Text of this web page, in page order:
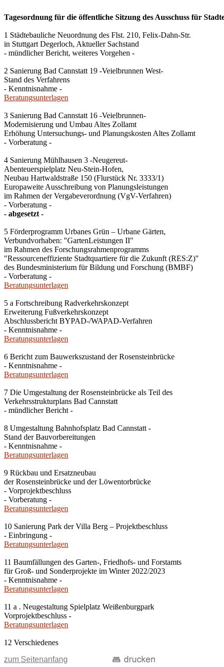
Tagesordnung für die öffentliche Sitzung des Ausschuss für
1 Städtebauliche Neuordnung des Flst. 210, Felix-Dahn-Str.
in Stuttgart Degerloch, Aktueller Sachstand
- mündlicher Bericht, weiteres Vorgehen -
2 Sanierung Bad Cannstatt 19 -Veielbrunnen West-
Stand des Verfahrens
- Kenntnisnahme -
Beratungsunterlagen
3 Sanierung Bad Cannstatt 16 -Veielbrunnen-
Modernisierung und Umbau Altes Zollamt
Erhöhung Untersuchungs- und Planungskosten Altes Zollamt
- Vorberatung -
4 Sanierung Mühlhausen 3 -Neugereut-
Abenteuerspielplatz Neu-Stein-Hofen,
Neubau Hartwaldstraße 150 (Flurstück Nr. 3333/1)
Europaweite Ausschreibung von Planungsleistungen
im Rahmen der Vergabeverordnung (VgV-Verfahren)
- Vorberatung -
- abgesetzt -
5 Förderprogramm Urbanes Grün – Urbane Gärten,
Verbundvorhaben: "GartenLeistungen II"
im Rahmen des Forschungsrahmenprogramms
"Ressourceneffiziente Stadtquartiere für die Zukunft (RES:Z)"
des Bundesministerium für Bildung und Forschung (BMBF)
- Vorberatung -
Beratungsunterlagen
5 a Fortschreibung Radverkehrskonzept
Erweiterung Fußverkehrskonzept
Abschlussbericht BYPAD-/WAPAD-Verfahren
- Kenntnisnahme -
Beratungsunterlagen
6 Bericht zum Bauwerkszustand der Rosensteinbrücke
- Kenntnisnahme -
Beratungsunterlagen
7 Die Umgestaltung der Rosensteinbrücke als Teil des
Verkehrsstrukturplans Bad Cannstatt
- mündlicher Bericht -
8 Umgestaltung Bahnhofsplatz Bad Cannstatt -
Stand der Bauvorbereitungen
- Kenntnisnahme -
Beratungsunterlagen
9 Rückbau und Ersatzneubau
der Rosensteinbrücke und der Löwentorbrücke
- Vorprojektbeschluss
- Vorberatung -
Beratungsunterlagen
10 Sanierung Park der Villa Berg – Projektbeschluss
- Einbringung -
Beratungsunterlagen
11 Baumfällungen des Garten-, Friedhofs- und Forstamts
für Groß- und Sonderprojekte im Winter 2022/2023
- Kenntnisnahme -
Beratungsunterlagen
11 a . Neugestaltung Spielplatz Weißenburgpark
Vorprojektbeschluss -
Beratungsunterlagen
12 Verschiedenes
zum Seitenanfang